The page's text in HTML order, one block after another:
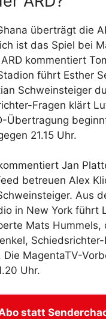
überträgt die
ist das Spiel bei
kommentiert
führt Esther
Schweinsteiger
Fragen klärt
Übertragung
21.15 Uhr.
Jan
betreuen Alex
Aus
in New York führt
Mats Hummels,
MagentaTV-
Uhr.
statt